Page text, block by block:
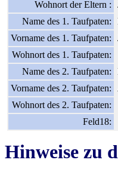
Wohnort der Eltern :
Name des 1. Taufpaten:
Vorname des 1. Taufpaten:
Wohnort des 1. Taufpaten:
Name des 2. Taufpaten:
Vorname des 2. Taufpaten:
Wohnort des 2. Taufpaten:
Feld18:
Hinweise zu